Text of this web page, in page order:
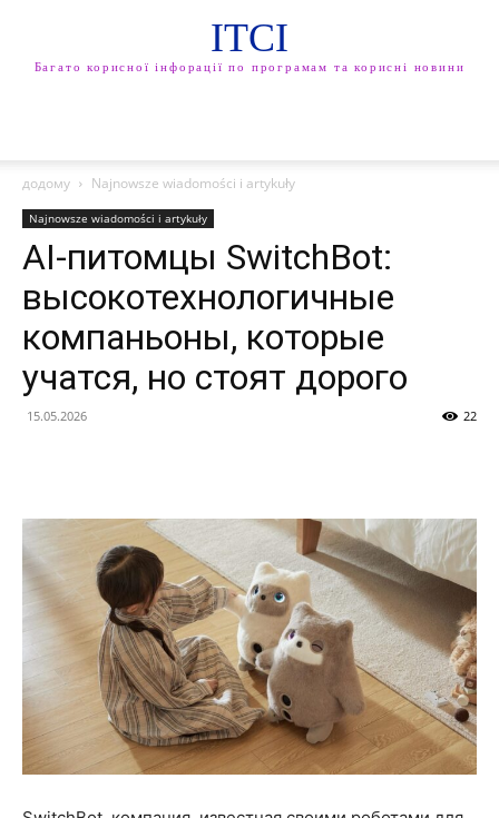
ITCI
Багато корисної інфорації по програмам та корисні новини
додому Najnowsze wiadomości i artykuły
Najnowsze wiadomości i artykuły
AI-питомцы SwitchBot:
высокотехнологичные
компаньоны, которые
учатся, но стоят дорого
15.05.2026 22